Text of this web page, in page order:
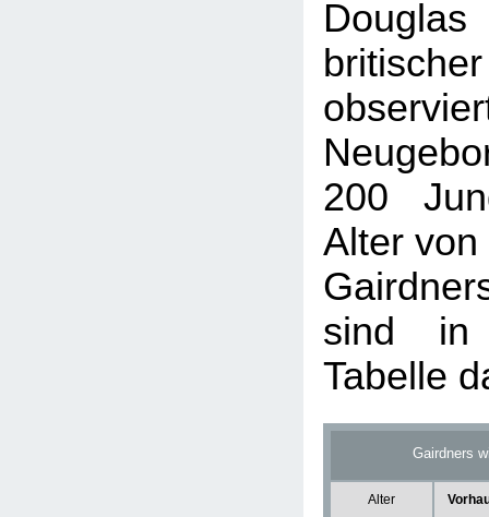
200
Alter
sind in
Tabelle
Gairdners
Alter